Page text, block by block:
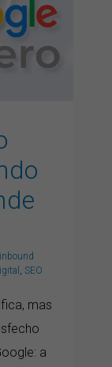
inteligencia
inbound
,SEO
mas
a